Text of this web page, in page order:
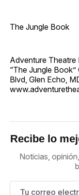
The Jungle Book
Adventure Theatre
“The Jungle
Blvd, Glen Echo,
Recibe lo
Noticias,